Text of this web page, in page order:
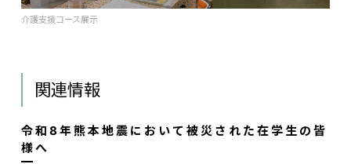
介護支援コース展示
関連情報
令和8年熊本地震において被災された在学生の皆
様へ